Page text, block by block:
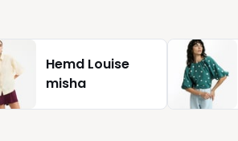
Hemd Louise
misha